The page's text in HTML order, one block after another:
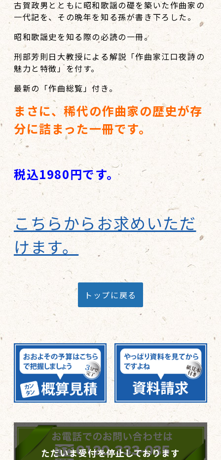
古賀政男とともに昭和歌謡の礎を築いた作曲家の
一代記を、その晩年を知る孫が書き下ろした。
昭和歌謡史を知る際の必読の一冊。
刑部芳則日大教授による解説「作曲家江口夜詩の
魅力と特徴」を付す。
最新の「作曲総覧」付き。
まさに、稀代の作曲家の歴史が存
分に詰まった一冊です。
税込1980円です。
こちらからお求めいただ
けます。
トップに戻る
ただいま受付を停止しております